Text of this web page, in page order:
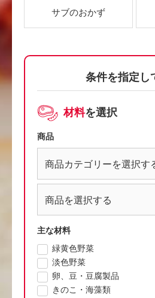
サブのおかず
条件を指定し
材料を選択
商品
主な材料
緑黄色野菜
淡色野菜
卵、豆・豆腐製品
きのこ・海藻類